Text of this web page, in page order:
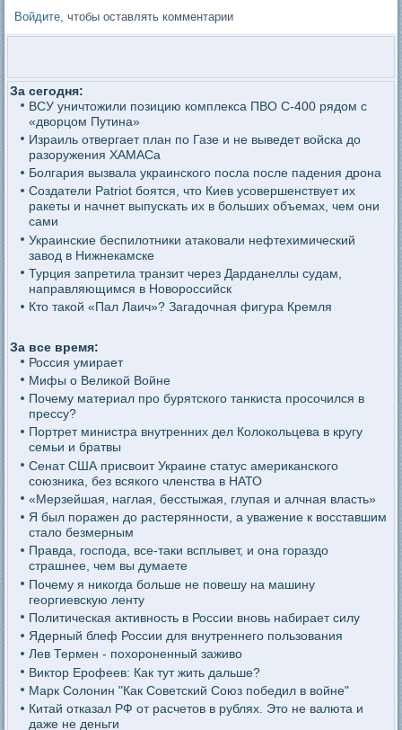
Войдите , чтобы оставлять комментарии
За сегодня:
ВСУ уничтожили позицию комплекса ПВО С-400 рядом с
«дворцом Путина»
Израиль отвергает план по Газе и не выведет войска до
разоружения ХАМАСа
Болгария вызвала украинского посла после падения дрона
Создатели Patriot боятся, что Киев усовершенствует их
ракеты и начнет выпускать их в больших объемах, чем они
сами
Украинские беспилотники атаковали нефтехимический
завод в Нижнекамске
Турция запретила транзит через Дарданеллы судам,
направляющимся в Новороссийск
Кто такой «Пал Лаич»? Загадочная фигура Кремля
За все время:
Россия умирает
Мифы о Великой Войне
Почему материал про бурятского танкиста просочился в
прессу?
Портрет министра внутренних дел Колокольцева в кругу
семьи и братвы
Сенат США присвоит Украине статус американского
союзника, без всякого членства в НАТО
«Мерзейшая, наглая, бесстыжая, глупая и алчная власть»
Я был поражен до растерянности, а уважение к восставшим
стало безмерным
Правда, господа, все-таки всплывет, и она гораздо
страшнее, чем вы думаете
Почему я никогда больше не повешу на машину
георгиевскую ленту
Политическая активность в России вновь набирает силу
Ядерный блеф России для внутреннего пользования
Лев Термен - похороненный заживо
Виктор Ерофеев: Как тут жить дальше?
Марк Солонин "Как Советский Союз победил в войне"
Китай отказал РФ от расчетов в рублях. Это не валюта и
даже не деньги